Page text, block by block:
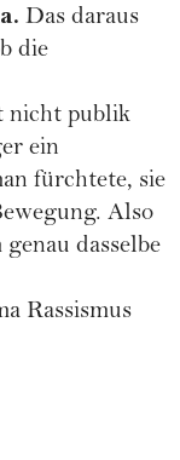
Das daraus
die
nicht publik
ein
fürchtete, sie
Also
dasselbe
Rassismus